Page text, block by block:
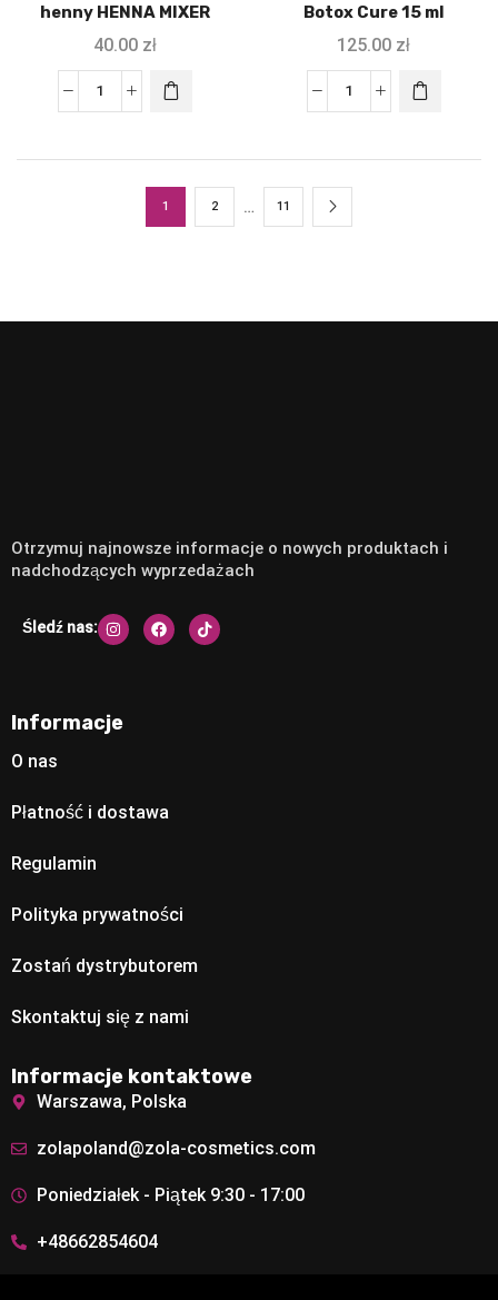
henny HENNA MIXER
40.00 zł
Botox Cure 15 ml
125.00 zł
1 2 … 11
Otrzymuj najnowsze informacje o nowych produktach i
nadchodzących wyprzedażach
Śledź nas:
Informacje
O nas
Płatność i dostawa
Regulamin
Polityka prywatności
Zostań dystrybutorem
Skontaktuj się z nami
Informacje kontaktowe
Warszawa, Polska
zolapoland@zola-cosmetics.com
Poniedziałek - Piątek 9:30 - 17:00
+48662854604